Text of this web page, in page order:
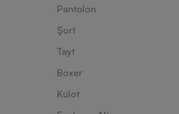
Pantolon
Şort
Tayt
Boxer
Külot